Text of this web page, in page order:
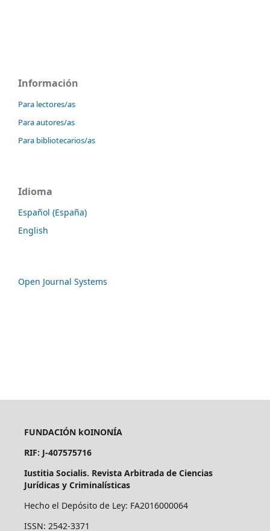
Información
Para lectores/as
Para autores/as
Para bibliotecarios/as
Idioma
Español (España)
English
Open Journal Systems
FUNDACIÓN kOINONÍA
RIF: J-407575716
Iustitia Socialis. Revista Arbitrada de Ciencias
Jurídicas y Criminalísticas
Hecho el Depósito de Ley: FA2016000064
ISSN: 2542-3371